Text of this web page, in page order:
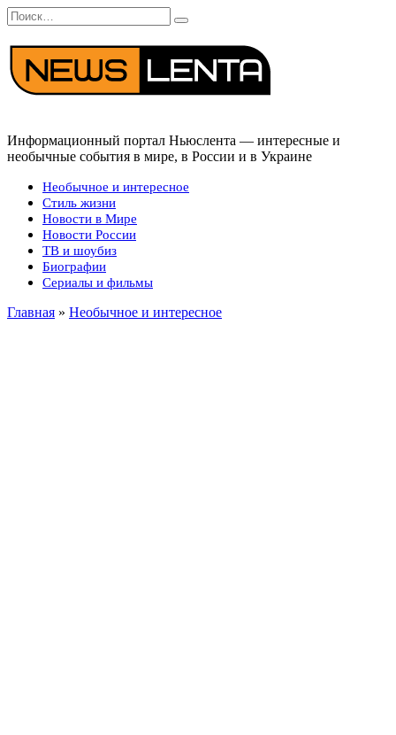
Перейти
к
содержанию
Search
for:
Информационный портал Ньюслента — интересные и
необычные события в мире, в России и в Украине
Необычное и интересное
Стиль жизни
Новости в Мире
Новости России
ТВ и шоубиз
Биографии
Сериалы и фильмы
Главная » Необычное и интересное